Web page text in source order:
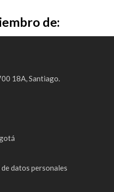
de:
18A, Santiago.
datos personales